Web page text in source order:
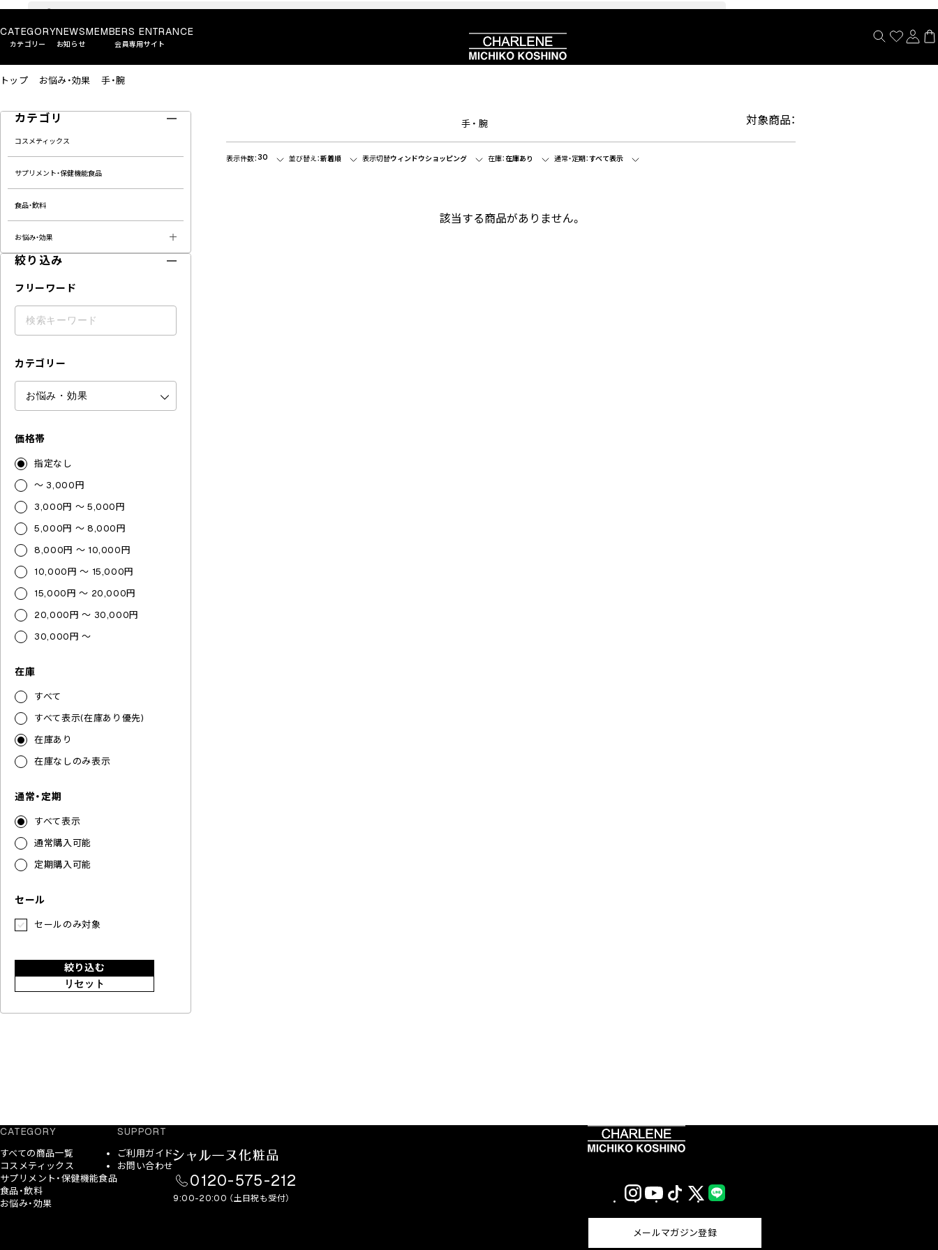
CATEGORY
カテゴリー
NEWS
お知らせ
MEMBERS ENTRANCE
会員専用サイト
トップ お悩み・効果 手・腕
カテゴリ
コスメティックス
サプリメント・保健機能食品
食品・飲料
お悩み・効果
絞り込み
フリーワード
カテゴリー
価格帯
指定なし
～ 3,000円
3,000円 ～ 5,000円
5,000円 ～ 8,000円
8,000円 ～ 10,000円
10,000円 ～ 15,000円
15,000円 ～ 20,000円
20,000円 ～ 30,000円
30,000円 ～
在庫
すべて
すべて表示(在庫あり優先)
在庫あり
在庫なしのみ表示
通常・定期
すべて表示
通常購入可能
定期購入可能
セール
セールのみ対象
絞り込む
リセット
手・腕 対象商品：
表示件数：30 並び替え：新着順 表示切替ウィンドウショッピング 在庫：在庫あり 通常・定期：すべて表示
該当する商品がありません。
CATEGORY
すべての商品一覧
コスメティックス
サプリメント・保健機能食品
食品・飲料
お悩み・効果
SUPPORT
ご利用ガイド
お問い合わせ
0120-575-212
9:00-20:00 （土日祝も受付）
InstagramYouTubeTikTok X
(Twitter)
メールマガジン登録